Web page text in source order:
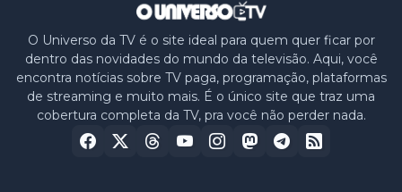
O Universo da TV é o site ideal para quem quer ficar por
dentro das novidades do mundo da televisão. Aqui, você
encontra notícias sobre TV paga, programação, plataformas
de streaming e muito mais. É o único site que traz uma
cobertura completa da TV, pra você não perder nada.